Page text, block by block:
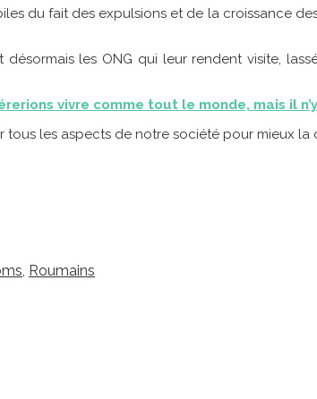
du fait des expulsions et de la croissance des
désormais les ONG qui leur rendent visite,
vivre comme tout le monde, mais il
les aspects de notre société pour mieux la
, Roumains